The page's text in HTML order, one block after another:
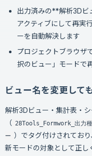
出力済みの**解析3Dビ
アクティブにして再実
ーを自動解決します
プロジェクトブラウザ
択のビュー」モードで
ビュー名を変更して
解析3Dビュー・集計表・
（ 28Tools_Formwork_出力種
ー ）でタグ付けされてお
新モードの対象として正し